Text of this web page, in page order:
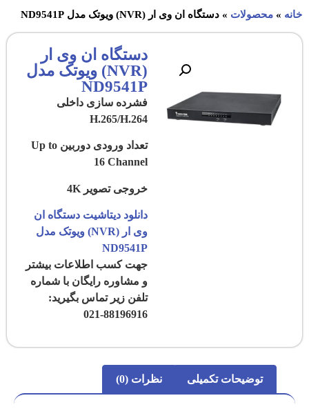
خانه » محصولات » دستگاه ان وی ار (NVR) ویوتک مدل ND9541P
دستگاه ان وی ار
(NVR) ویوتک مدل
ND9541P
فشرده سازی داخلی
H.265/H.264
تعداد ورودی دوربین Up to
16 Channel
خروجی تصویر 4K
دانلود دیتاشیت دستگاه ان
وی ار (NVR) ویوتک مدل
ND9541P
جهت کسب اطلاعات بیشتر
و مشاوره رایگان با شماره
تلفن زیر تماس بگیرید:
021-88196916
توضیحات تکمیلی نظرات (0)